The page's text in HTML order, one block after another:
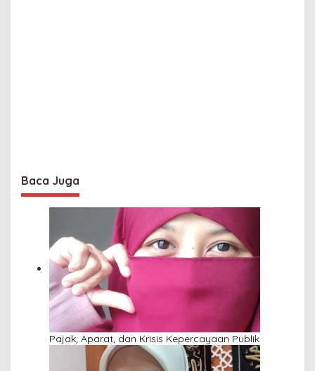
Baca Juga
Pajak, Aparat, dan Krisis Kepercayaan Publik